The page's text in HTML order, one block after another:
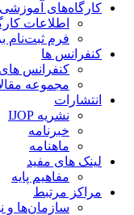
کارگاه‌های آموزشی
اطلاعات
فرم ثبت‌نام
کنفرانس ها
کنفرانس
مجموعه
انتشارات
نشریه IJOP
خبرنامه
ماهنامه
لینک های مفید
مفاهیم پایه
مراکز مرتبط
سازمان‌ها و